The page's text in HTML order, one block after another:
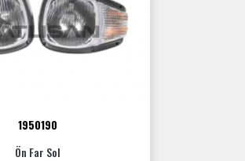
1950190
Ön Far Sol